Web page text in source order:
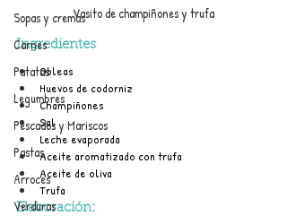
Sopas y cremas
Carnes
Patatas
Legumbres
Pescados y Mariscos
Pastas
Arroces
Verduras
Vasito de champiñones y trufa
Ingredientes
Obleas
Huevos de codorniz
Champiñones
Sal
Leche evaporada
Aceite aromatizado con trufa
Aceite de oliva
Trufa
Elaboración: